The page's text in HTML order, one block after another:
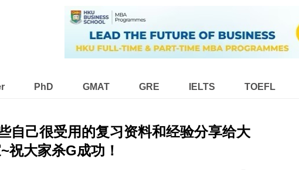
PhD GMAT GRE IELTS TOEFL
自己很受用的复习资料和经验分享给大
祝大家杀G成功！